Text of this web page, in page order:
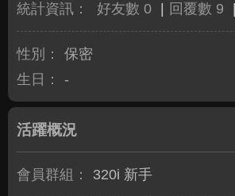
統計資訊： 好友數 0 回覆數 9
性別：
保密
生日：
-
活躍概況
會員群組： 320i 新手